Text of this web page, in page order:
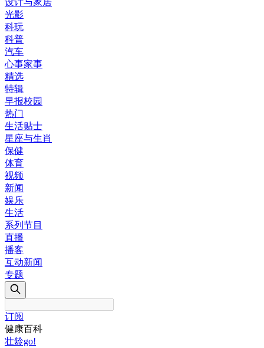
设计与家居
光影
科玩
科普
汽车
心事家事
精选
特辑
早报校园
热门
生活贴士
星座与生肖
保健
体育
视频
新闻
娱乐
生活
系列节目
直播
播客
互动新闻
专题
订阅
健康百科
壮龄go!